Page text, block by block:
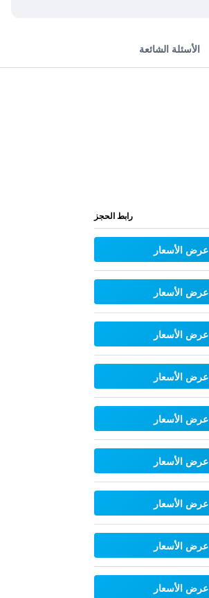
الأسئلة الشائعة
رابط الحجز
عرض الأسعار
عرض الأسعار
عرض الأسعار
عرض الأسعار
عرض الأسعار
عرض الأسعار
عرض الأسعار
عرض الأسعار
عرض الأسعار